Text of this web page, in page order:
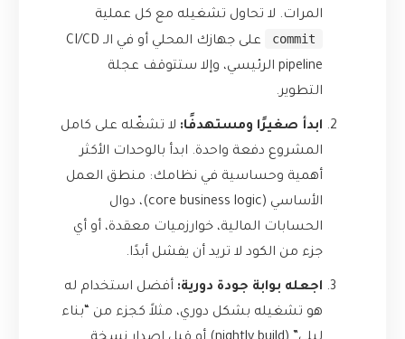
المرات. لا تحاول تشغيله مع كل عملية
commit
على جهازك المحلي أو في الـ CI/CD
pipeline الرئيسي، وإلا ستتوقف عجلة
التطوير.
ابدأ صغيرًا ومستهدفًا: لا تشغّله على كامل
المشروع دفعة واحدة. ابدأ بالوحدات الأكثر
أهمية وحساسية في نظامك: منطق العمل
الأساسي (core business logic)، دوال
الحسابات المالية، خوارزميات معقدة، أو أي
جزء من الكود لا تريد أن يفشل أبدًا.
اجعله بوابة جودة دورية: أفضل استخدام له
هو تشغيله بشكل دوري، مثلاً كجزء من “بناء